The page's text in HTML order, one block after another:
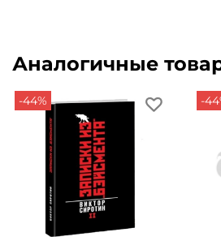
Аналогичные
-44% -